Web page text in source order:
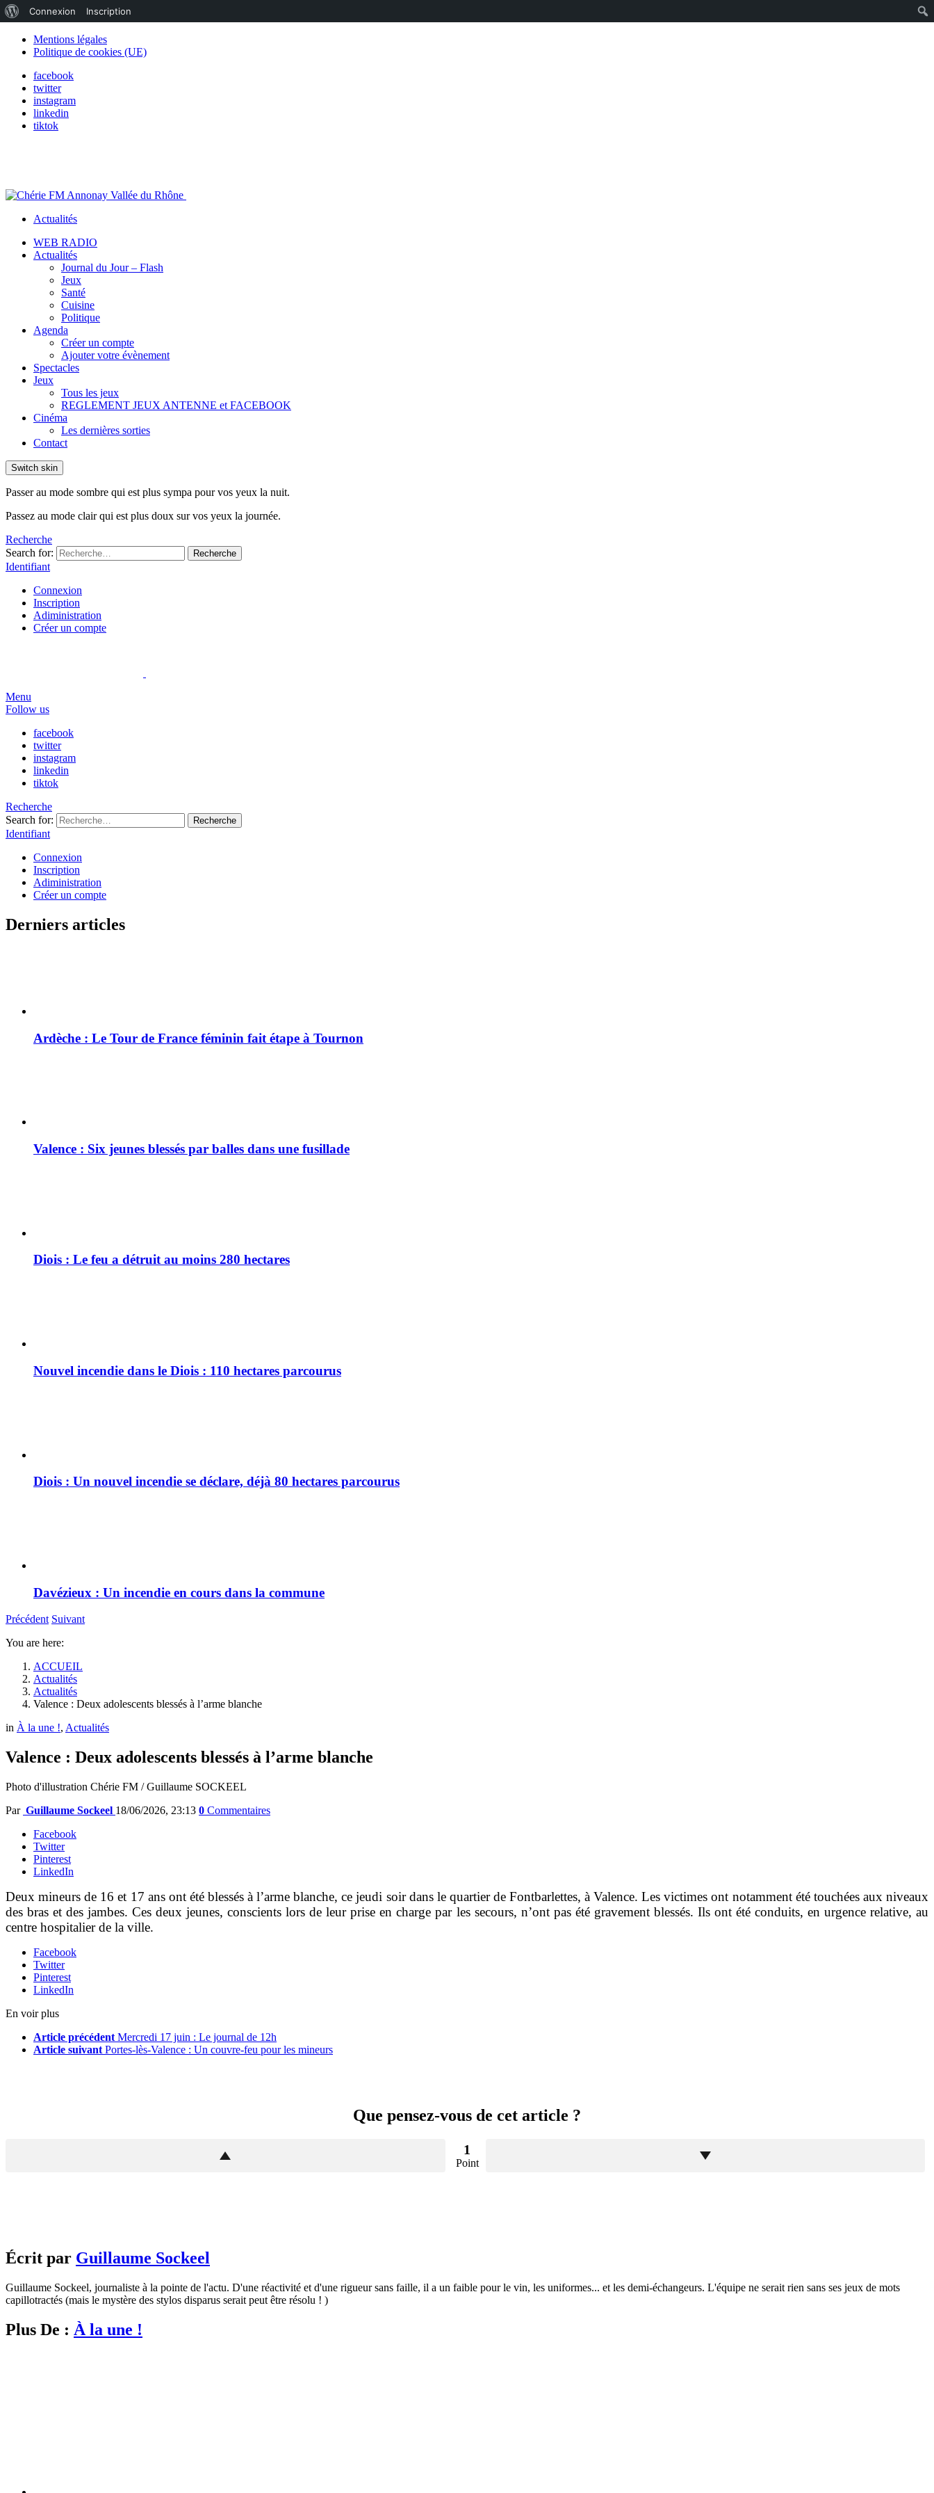
Mentions légales
Politique de cookies (UE)
facebook
twitter
instagram
linkedin
tiktok
Actualités
WEB RADIO
Actualités
Journal du Jour – Flash
Jeux
Santé
Cuisine
Politique
Agenda
Créer un compte
Ajouter votre évènement
Spectacles
Jeux
Tous les jeux
REGLEMENT JEUX ANTENNE et FACEBOOK
Cinéma
Les dernières sorties
Contact
Switch skin
Passer au mode sombre qui est plus sympa pour vos yeux la nuit.
Passez au mode clair qui est plus doux sur vos yeux la journée.
Recherche
Search for:
Recherche
Identifiant
Connexion
Inscription
Adiministration
Créer un compte
Menu
Follow us
facebook
twitter
instagram
linkedin
tiktok
Recherche
Search for:
Recherche
Identifiant
Connexion
Inscription
Adiministration
Créer un compte
Derniers articles
Ardèche : Le Tour de France féminin fait étape à Tournon
Valence : Six jeunes blessés par balles dans une fusillade
Diois : Le feu a détruit au moins 280 hectares
Nouvel incendie dans le Diois : 110 hectares parcourus
Diois : Un nouvel incendie se déclare, déjà 80 hectares parcourus
Davézieux : Un incendie en cours dans la commune
Précédent Suivant
You are here:
ACCUEIL
Actualités
Actualités
Valence : Deux adolescents blessés à l’arme blanche
in À la une !, Actualités
Valence : Deux adolescents blessés à l’arme blanche
Photo d'illustration Chérie FM / Guillaume SOCKEEL
Par Guillaume Sockeel 18/06/2026, 23:13 0 Commentaires
Facebook
Twitter
Pinterest
LinkedIn
Deux mineurs de 16 et 17 ans ont été blessés à l’arme blanche, ce jeudi soir dans le quartier de Fontbarlettes, à Valence. Les victimes ont notamment été touchées aux niveaux
des bras et des jambes. Ces deux jeunes, conscients lors de leur prise en charge par les secours, n’ont pas été gravement blessés. Ils ont été conduits, en urgence relative, au
centre hospitalier de la ville.
Facebook
Twitter
Pinterest
LinkedIn
En voir plus
Article précédent Mercredi 17 juin : Le journal de 12h
Article suivant Portes-lès-Valence : Un couvre-feu pour les mineurs
Que pensez-vous de cet article ?
1
Point
Écrit par Guillaume Sockeel
Guillaume Sockeel, journaliste à la pointe de l'actu. D'une réactivité et d'une rigueur sans faille, il a un faible pour le vin, les uniformes... et les demi-échangeurs. L'équipe ne serait rien sans ses jeux de mots
capillotractés (mais le mystère des stylos disparus serait peut être résolu ! )
Plus De : À la une !
de
WordPress
Connexion Inscription